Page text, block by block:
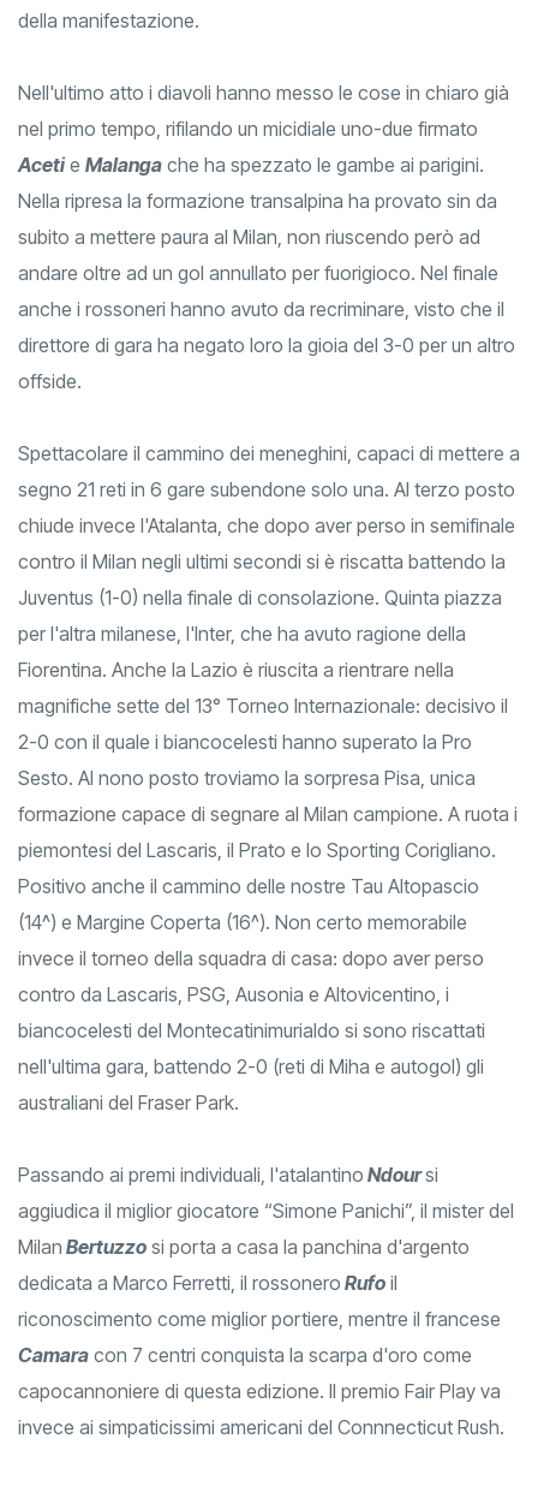
della manifestazione.
Nell'ultimo atto i diavoli hanno messo le cose in chiaro già
nel primo tempo, rifilando un micidiale uno-due firmato
Acetie Malanga che ha spezzato le gambe ai parigini.
Nella ripresa la formazione transalpina ha provato sin da
subito a mettere paura al Milan, non riuscendo però ad
andare oltre ad un gol annullato per fuorigioco. Nel finale
anche i rossoneri hanno avuto da recriminare, visto che il
direttore di gara ha negato loro la gioia del 3-0 per un altro
offside.
Spettacolare il cammino dei meneghini, capaci di mettere a
segno 21 reti in 6 gare subendone solo una. Al terzo posto
chiude invece l'Atalanta, che dopo aver perso in semifinale
contro il Milan negli ultimi secondi si è riscatta battendo la
Juventus (1-0) nella finale di consolazione. Quinta piazza
per l'altra milanese, l'Inter, che ha avuto ragione della
Fiorentina. Anche la Lazio è riuscita a rientrare nella
magnifiche sette del 13° Torneo Internazionale: decisivo il
2-0 con il quale i biancocelesti hanno superato la Pro
Sesto. Al nono posto troviamo la sorpresa Pisa, unica
formazione capace di segnare al Milan campione. A ruota i
piemontesi del Lascaris, il Prato e lo Sporting Corigliano.
Positivo anche il cammino delle nostre Tau Altopascio
(14^) e Margine Coperta (16^). Non certo memorabile
invece il torneo della squadra di casa: dopo aver perso
contro da Lascaris, PSG, Ausonia e Altovicentino, i
biancocelesti del Montecatinimurialdo si sono riscattati
nell'ultima gara, battendo 2-0 (reti di Miha e autogol) gli
australiani del Fraser Park.
Passando ai premi individuali, l'atalantino Ndoursi
aggiudica il miglior giocatore “Simone Panichi”, il mister del
Milan Bertuzzo si porta a casa la panchina d'argento
dedicata a Marco Ferretti, il rossonero Rufo il
riconoscimento come miglior portiere, mentre il francese
Camara con 7 centri conquista la scarpa d'oro come
capocannoniere di questa edizione. Il premio Fair Play va
invece ai simpaticissimi americani del Connnecticut Rush.